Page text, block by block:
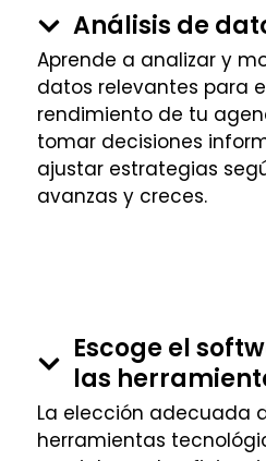
Análisis de
Aprende a analizar y
datos relevantes para
rendimiento de tu
tomar decisiones
ajustar estrategias
avanzas y creces.
Escoge el
las
La elección adecuada
herramientas